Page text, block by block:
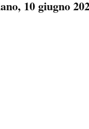
10 giugno